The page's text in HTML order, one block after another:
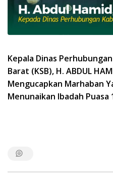
Kepala Dinas
Barat (KSB), H. ABDUL
Mengucapkan Marhaban
Menunaikan Ibadah Puasa